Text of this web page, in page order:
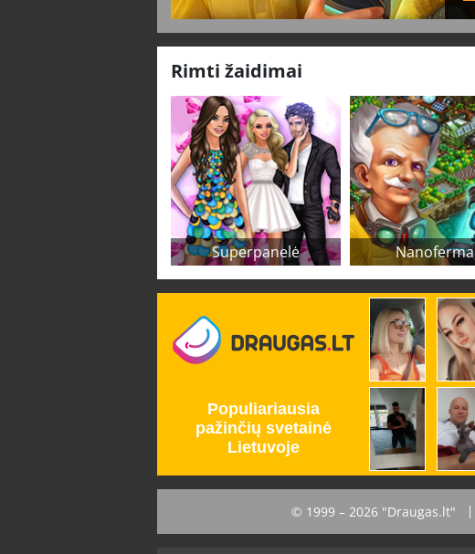
Rimti žaidimai
Superpanelė Nanoferma
© 1999 – 2026 "Draugas.lt"